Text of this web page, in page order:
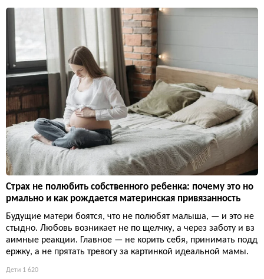
Страх не полюбить собственного ребенка: почему это но
рмально и как рождается материнская привязанность
Будущие матери боятся, что не полюбят малыша, — и это не
стыдно. Любовь возникает не по щелчку, а через заботу и вз
аимные реакции. Главное — не корить себя, принимать подд
ержку, а не прятать тревогу за картинкой идеальной мамы.
Дети 1 620